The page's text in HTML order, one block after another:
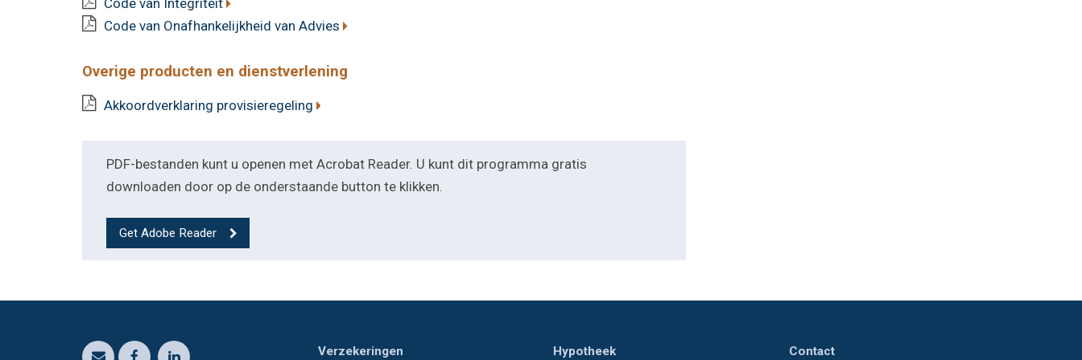
Code van Onafhankelijkheid van Advies
Overige producten en dienstverlening
Akkoordverklaring provisieregeling
PDF-bestanden kunt u openen met Acrobat Reader. U kunt dit programma gratis
downloaden door op de onderstaande button te klikken.
Get Adobe Reader
Verzekeringen Hypotheek Contact